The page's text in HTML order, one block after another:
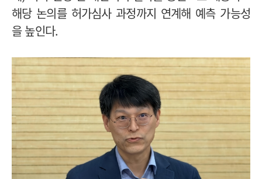
해당 논의를 허가심사 과정까지 연계해 예측 가능성
을 높인다.